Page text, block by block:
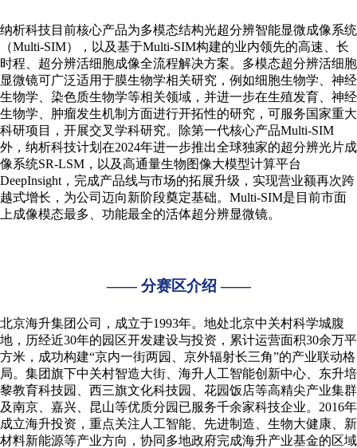
纳析科技目前核心产品为多模态结构光超分辨智能显微成像系统
（Multi-SIM），以及基于Multi-SIM构建的业内领先的高速、长
时程、超分辨活细胞成像全流程解决方案。多模态超分辨活细胞
显微镜可广泛适用于膜生物学相关研究，例如细胞生物学、神经
生物学、染色质生物学等相关领域，并进一步在生殖发育、神经
生物学、肿瘤发生机制方面进行开拓性的研究，可服务国家重大
科研项目，开展交叉学科研究。除第一代核心产品Multi-SIM
外，纳析科技计划在2024年进一步推出全球独家的超分辨光片成
像系统SR-LSM，以及高通量生物图像大模型计算平台
DeepInsight，完成产品线与市场的拓展升级，实现营业额再次跨
越式增长，为公司迈向新阶段奠定基础。Multi-SIM是目前市面
上成像模态最多、功能最全的活体超分辨显微镜。
—— 分赛区介绍 ——
北京海升集团公司，成立于1993年。地处北京中关村科学城腹
地，历经近30年的园区开发建设与投资，累计运营面积30余万平
方米，成功构建“京内一街两园、京外辐射长三角”的产业联动格
局。集团旗下中关村智造大街、海升人工智能创新中心、东升培
黎教育科技园、西三旗文化科技园、花园饭店等高精尖产业集群
及南京、嘉兴、昆山等优质分园已服务千余家科技企业。2016年
成立海升投资，重点关注人工智能、先进制造、生物大健康、新
材料新能源等产业方向，协同多地政府完成海升产业基金的区域